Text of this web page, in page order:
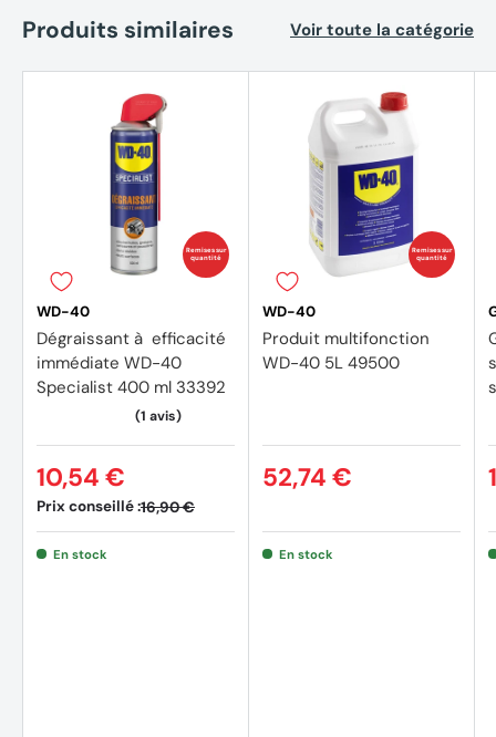
Produits similaires Voir toute la catégorie
Remises sur
quantité
WD-40
Dégraissant à efficacité
immédiate WD-40
Specialist 400 ml 33392
Prix conseillé :16,90 €
10,54 €
En stock
Remises sur
quantité
WD-40
Produit multifonction
WD-40 5L 49500
52,74 €
En stock